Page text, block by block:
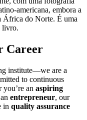
americana, embora a
África do Norte. É uma
livro.
Career
institute—we are a
to continuous
an aspiring
entrepreneur, our
in quality assurance